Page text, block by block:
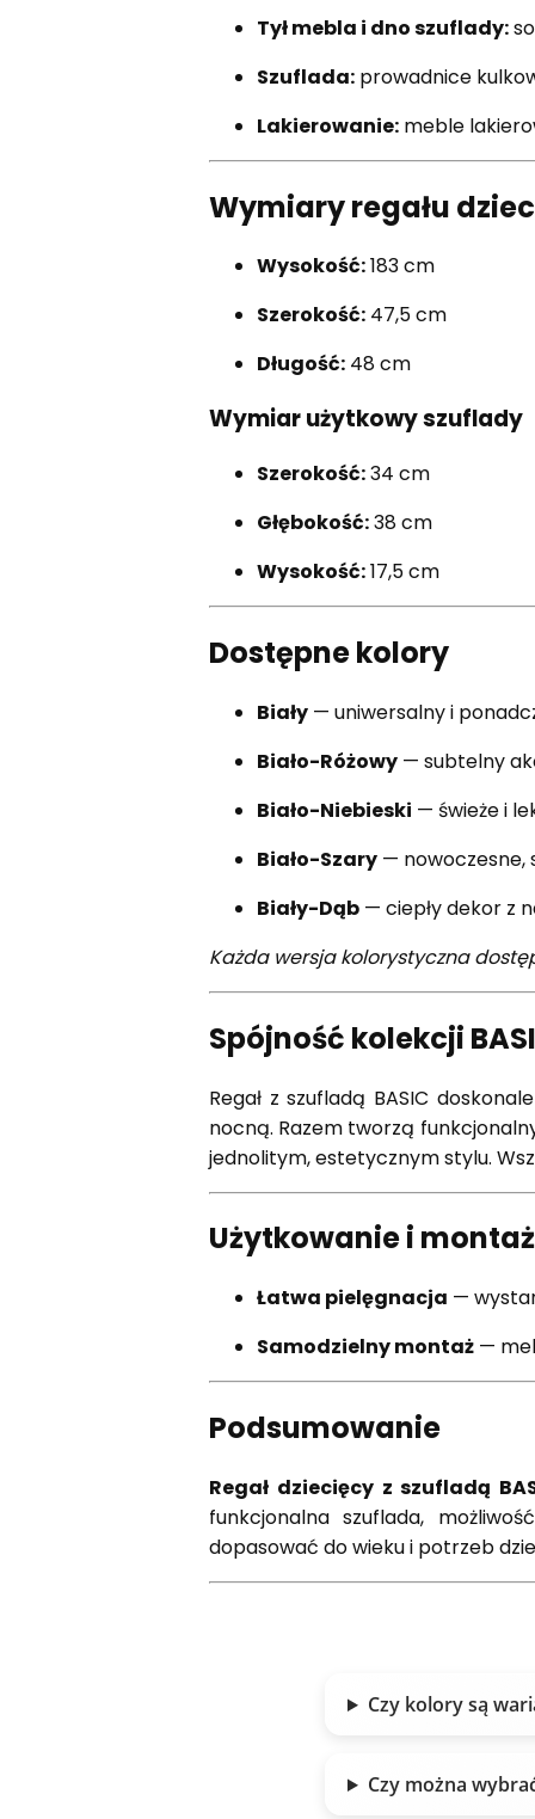
Tył mebla i dno szuflady:
Szuflada:prowadnice
Lakierowanie:meble
Wymiary regału
Wysokość:183 cm
Szerokość:47,5 cm
Długość:48 cm
Wymiar użytkowy szuflady
Szerokość:34 cm
Głębokość:38 cm
Wysokość:17,5 cm
Dostępne kolory
Biały— uniwersalny i
Biało-Różowy— subtelny
Biało-Niebieski — świeże i
Biało-Szary— nowoczesne,
Biały-Dąb— ciepły dekor z
Każda wersja kolorystyczna
Spójność kolekcji
Regał z szufladą BASIC
nocną. Razem tworzą
jednolitym, estetycznym stylu.
Użytkowanie i montaż
Łatwa pielęgnacja —
Samodzielny montaż—
Podsumowanie
Regał dziecięcy z szufladą
funkcjonalna szuflada,
dopasować do wieku i potrzeb
Czy kolory są
Czy można